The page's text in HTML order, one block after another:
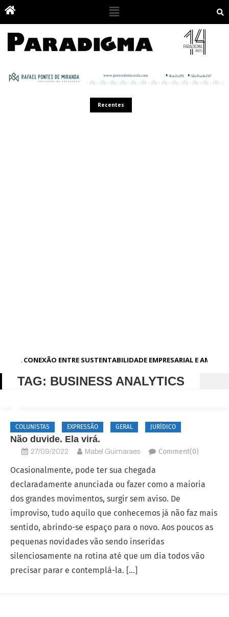
Recentes
A CONEXÃO ENTRE SUSTENTABILIDADE EMPRESARIAL E
TAG: BUSINESS ANALYTICS
COLUNISTAS EXPRESSÃO GERAL JURÍDICO
Não duvide. Ela virá.
27/09/2022 Mabel Guimaraes Comment(0)
Ocasionalmente, pode ter sua chegada
declaradamente anunciada ou fazer como a maioria
dos grandes movimentos, surgir sem aviso. De
improviso, tudo aquilo que conhecemos já não faz mais
sentido, abrindo-se espaço para o novo. Aos poucos as
pequenas novidades vão sendo inseridas
silenciosamente na rotina até que um dia todos vão
precisar parar e contemplá-la. […]